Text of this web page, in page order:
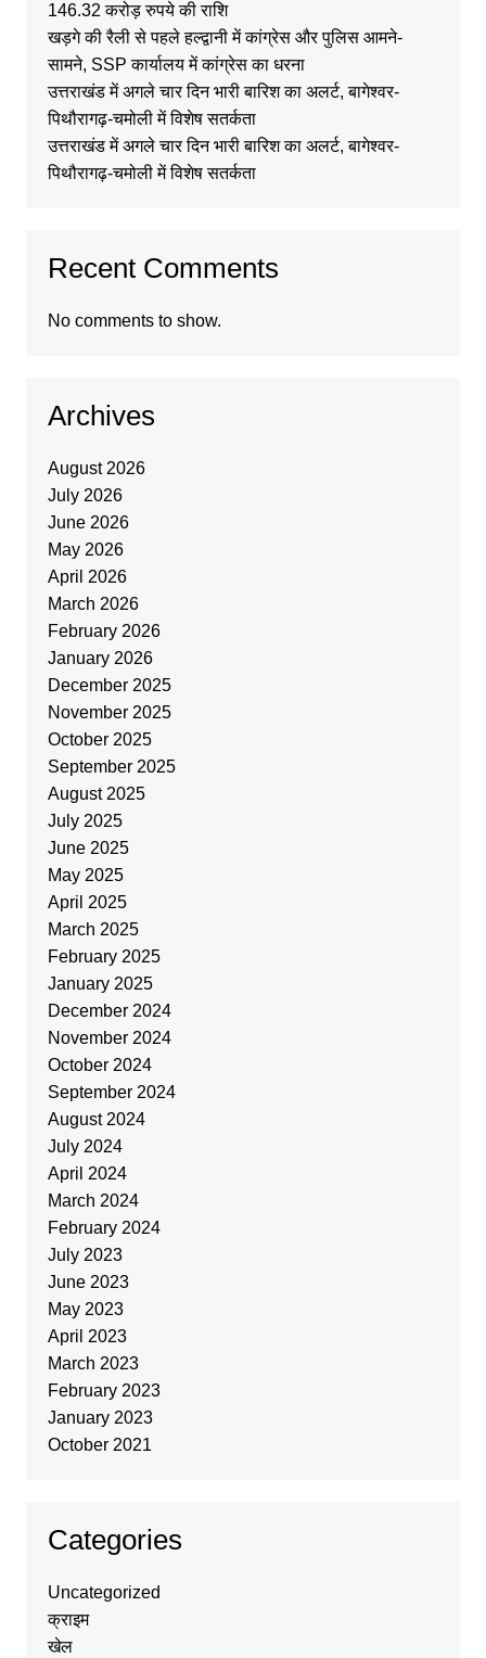
146.32 करोड़ रुपये की राशि
खड़गे की रैली से पहले हल्द्वानी में कांग्रेस और पुलिस आमने-
सामने, SSP कार्यालय में कांग्रेस का धरना
उत्तराखंड में अगले चार दिन भारी बारिश का अलर्ट, बागेश्वर-
पिथौरागढ़-चमोली में विशेष सतर्कता
उत्तराखंड में अगले चार दिन भारी बारिश का अलर्ट, बागेश्वर-
पिथौरागढ़-चमोली में विशेष सतर्कता
Recent Comments
No comments to show.
Archives
August 2026
July 2026
June 2026
May 2026
April 2026
March 2026
February 2026
January 2026
December 2025
November 2025
October 2025
September 2025
August 2025
July 2025
June 2025
May 2025
April 2025
March 2025
February 2025
January 2025
December 2024
November 2024
October 2024
September 2024
August 2024
July 2024
April 2024
March 2024
February 2024
July 2023
June 2023
May 2023
April 2023
March 2023
February 2023
January 2023
October 2021
Categories
Uncategorized
क्राइम
खेल